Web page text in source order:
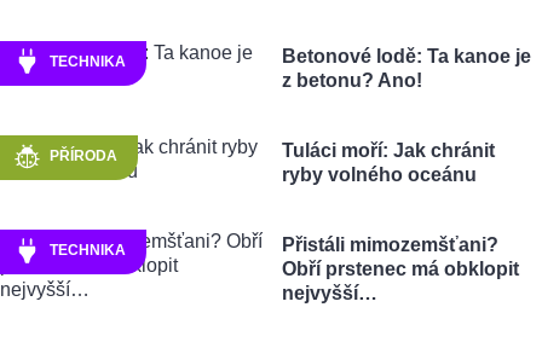
TECHNIKA
Betonové lodě: Ta kanoe je
z betonu? Ano!
PŘÍRODA
Tuláci moří: Jak chránit
ryby volného oceánu
TECHNIKA
Přistáli mimozemšťani?
Obří prstenec má obklopit
nejvyšší…